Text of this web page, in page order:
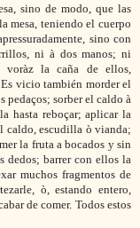
sino de modo, que las
mesa, teniendo el cuerpo
sino con
ni à dos manos; ni
voràz la caña de ellos,
Es vicio también morder el
pedaços; sorber el caldo à
hasta reboçar; aplicar la
caldo, escudilla ò vianda;
la fruta a bocados y sin
dedos; barrer con ellos la
muchos fragmentos de
ò, estando entero,
de comer. Todos estos